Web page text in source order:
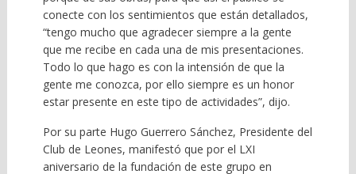
conecte con los sentimientos que están detallados,
“tengo mucho que agradecer siempre a la gente
que me recibe en cada una de mis presentaciones.
Todo lo que hago es con la intensión de que la
gente me conozca, por ello siempre es un honor
estar presente en este tipo de actividades”, dijo.
Por su parte Hugo Guerrero Sánchez, Presidente del
Club de Leones, manifestó que por el LXI
aniversario de la fundación de este grupo en